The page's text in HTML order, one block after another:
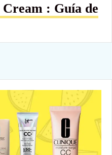
: Guía de